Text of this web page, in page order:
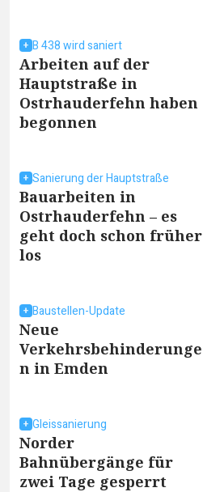
B 438 wird saniert
Arbeiten auf der
Hauptstraße in
Ostrhauderfehn haben
begonnen
Sanierung der Hauptstraße
Bauarbeiten in
Ostrhauderfehn – es
geht doch schon früher
los
Baustellen-Update
Neue
Verkehrsbehinderunge
n in Emden
Gleissanierung
Norder
Bahnübergänge für
zwei Tage gesperrt